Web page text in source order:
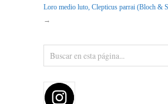
Loro medio luto, Clepticus parrai (Bloch &
→